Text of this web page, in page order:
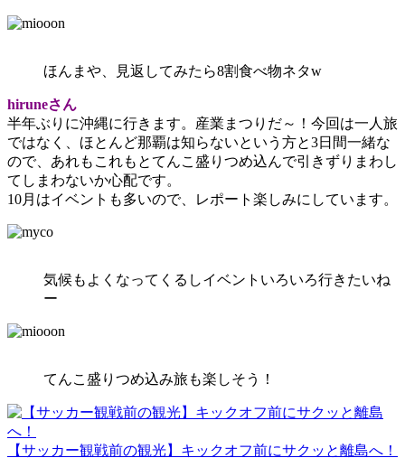
ほんまや、見返してみたら8割食べ物ネタw
hiruneさん
半年ぶりに沖縄に行きます。産業まつりだ～！今回は一人旅
ではなく、ほとんど那覇は知らないという方と3日間一緒な
ので、あれもこれもとてんこ盛りつめ込んで引きずりまわし
てしまわないか心配です。
10月はイベントも多いので、レポート楽しみにしています。
気候もよくなってくるしイベントいろいろ行きたいね
ー
てんこ盛りつめ込み旅も楽しそう！
【サッカー観戦前の観光】キックオフ前にサクッと離島へ！